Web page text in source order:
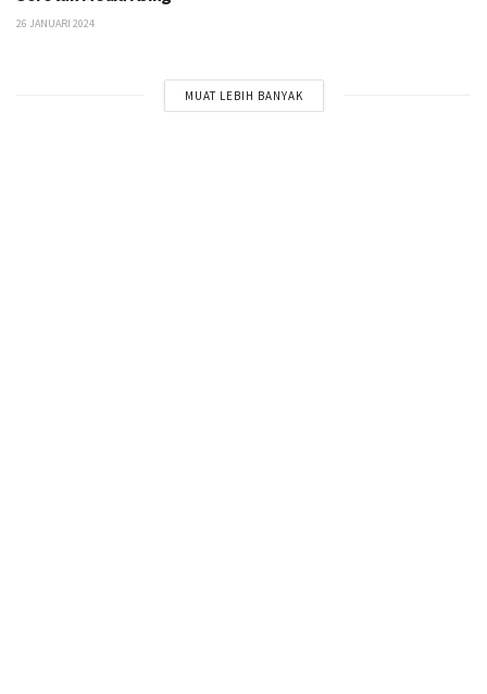
26 JANUARI 2024
MUAT LEBIH BANYAK